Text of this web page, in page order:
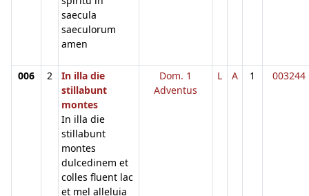
saecula
saeculorum
amen
006 2
In illa die
stillabunt
montes
In illa die
stillabunt
montes
dulcedinem et
colles fluent lac
et mel alleluia
Dom. 1
Adventus
L A 1 003244